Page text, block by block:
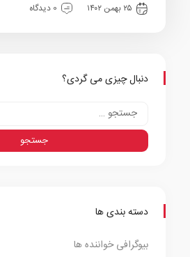
۲۵ بهمن ۱۴۰۲
0 دیدگاه
دنبال چیزی می گردی؟
دسته بندی ها
بیوگرافی خواننده ها